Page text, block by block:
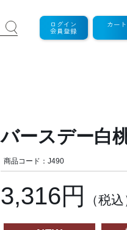
ログイン
会員登録
カート
バースデー白
商品コード：J490
3,316円 （税込